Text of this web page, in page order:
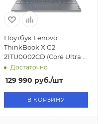
Ноутбук Lenovo
ThinkBook X G2
21TU0002CD (Core Ultra 5
225H
4.3GHz/13,5"/2880x1920/32GB/
SSD/Intel Arc 130T/Win11)
Достаточно
129 990 руб./шт
В КОРЗИНУ